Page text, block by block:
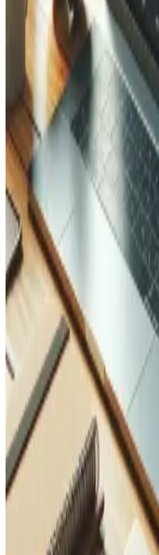
Résultats & Impact
Le site web redessiné offre
unifiée qui renforce la
que leader de l'éducation au
nouvelles pages stratégiques
organique, avec des pages
mots-clés éducatifs ciblés.
renforcé la reconnaissance
de maintenance garantit que
performant et aligné avec les
SwissCoding.
Dernière mise à jour: April 2026
Services associés
Découvrez d'autres services
Maintenance et Support
Maintenance fiable de sites
Valais. Mises à jour de
performances, correction de
d'urgence.
En savoir plus
SEO, GEO & Marketing
Services experts en SEO,
Optimization) et gestion
votre visibilité dans les
les réponses IA.
En savoir plus